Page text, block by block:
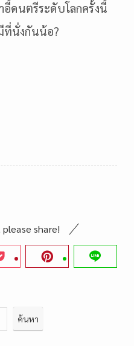
อี้ดนตรีระดับโลกครั้งนี้
ที่นั่งกันน้อ?
share!
ค้นหา